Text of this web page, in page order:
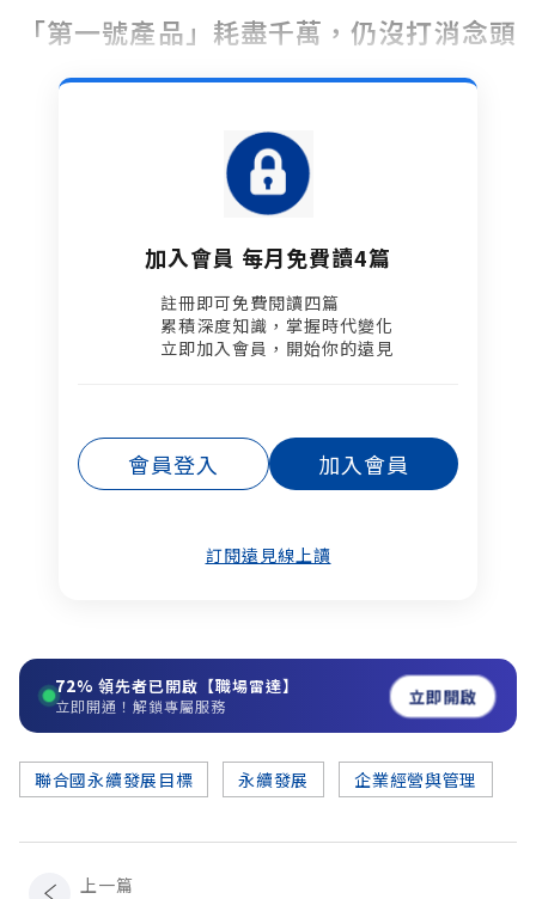
「第一號產品」耗盡千萬，仍沒打消念頭
加入會員 每月免費讀4篇
註冊即可免費閱讀四篇​
累積深度知識，掌握時代變化​
立即加入會員，開始你的遠見
會員登入 加入會員
訂閱遠見線上讀
72% 領先者已開啟【職場雷達】
立即開通！解鎖專屬服務 立即開啟
聯合國永續發展目標 永續發展 企業經營與管理
上一篇